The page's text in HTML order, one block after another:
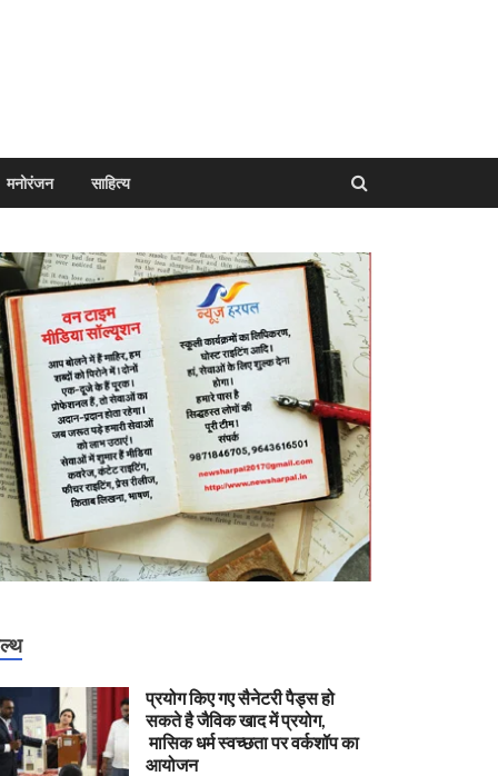
मनोरंजन साहित्य
प्रयोग किए गए सैनेटरी पैड्स हो
सकते है जैविक खाद में प्रयोग,
मासिक धर्म स्वच्छता पर वर्कशॉप का
आयोजन